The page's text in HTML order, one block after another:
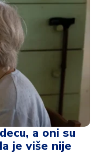
a oni su
je više nije